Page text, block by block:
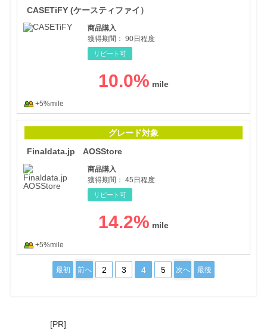
CASETiFY (ケースティファイ）
商品購入
獲得期間： 90日程度
リピート可
10.0%
+5%mile
グレード対象
Finaldata.jp AOSStore
商品購入
獲得期間： 45日程度
リピート可
14.2%
+5%mile
最初 前へ 2 3 4 5 次へ 最後
[PR]